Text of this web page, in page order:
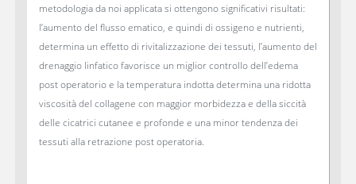
metodologia da noi applicata si ottengono significativi risultati:
l’aumento del flusso ematico, e quindi di ossigeno e nutrienti,
determina un effetto di rivitalizzazione dei tessuti, l’aumento del
drenaggio linfatico favorisce un miglior controllo dell’edema
post operatorio e la temperatura indotta determina una ridotta
viscosità del collagene con maggior morbidezza e della siccità
delle cicatrici cutanee e profonde e una minor tendenza dei
tessuti alla retrazione post operatoria.